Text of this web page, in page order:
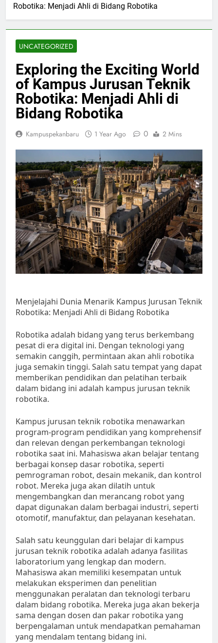
Robotika: Menjadi Ahli di Bidang Robotika
UNCATEGORIZED
Exploring the Exciting World
of Kampus Jurusan Teknik
Robotika: Menjadi Ahli di
Bidang Robotika
Kampuspekanbaru 1 Year Ago 0 2 Mins
Menjelajahi Dunia Menarik Kampus Jurusan Teknik
Robotika: Menjadi Ahli di Bidang Robotika
Robotika adalah bidang yang terus berkembang
pesat di era digital ini. Dengan teknologi yang
semakin canggih, permintaan akan ahli robotika
juga semakin tinggi. Salah satu tempat yang dapat
memberikan pendidikan dan pelatihan terbaik
dalam bidang ini adalah kampus jurusan teknik
robotika.
Kampus jurusan teknik robotika menawarkan
program-program pendidikan yang komprehensif
dan relevan dengan perkembangan teknologi
robotika saat ini. Mahasiswa akan belajar tentang
berbagai konsep dasar robotika, seperti
pemrograman robot, desain mekanik, dan kontrol
robot. Mereka juga akan dilatih untuk
mengembangkan dan merancang robot yang
dapat digunakan dalam berbagai industri, seperti
otomotif, manufaktur, dan pelayanan kesehatan.
Salah satu keunggulan dari belajar di kampus
jurusan teknik robotika adalah adanya fasilitas
laboratorium yang lengkap dan modern.
Mahasiswa akan memiliki kesempatan untuk
melakukan eksperimen dan penelitian
menggunakan peralatan dan teknologi terbaru
dalam bidang robotika. Mereka juga akan bekerja
sama dengan dosen dan pakar robotika yang
berpengalaman untuk mendapatkan pemahaman
yang mendalam tentang bidang ini.